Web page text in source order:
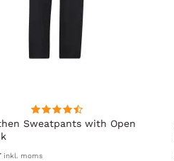
Sweatpants with Open
inkl. moms